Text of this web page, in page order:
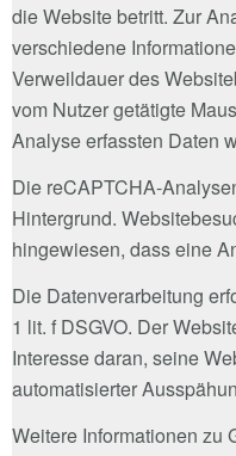
die Website betritt. Zur
verschiedene
Verweildauer des
vom Nutzer getätigte
Analyse erfassten Daten
Die reCAPTCHA-
Hintergrund.
hingewiesen, dass eine
Die Datenverarbeitung
1 lit. f DSGVO. Der
Interesse daran, seine
automatisierter
Weitere Informationen zu